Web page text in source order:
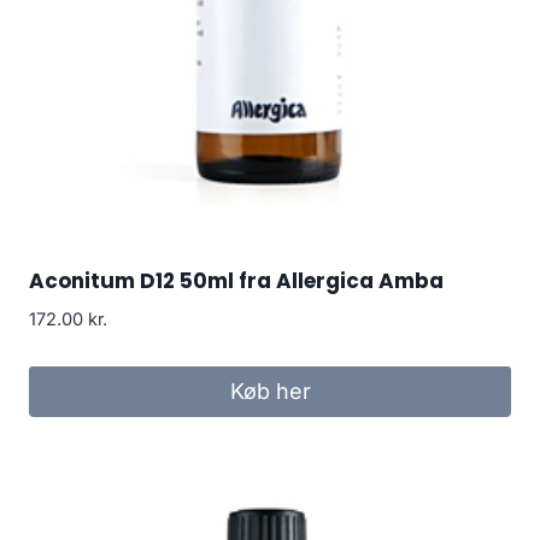
Aconitum D12 50ml fra Allergica Amba
172.00 kr.
Køb her